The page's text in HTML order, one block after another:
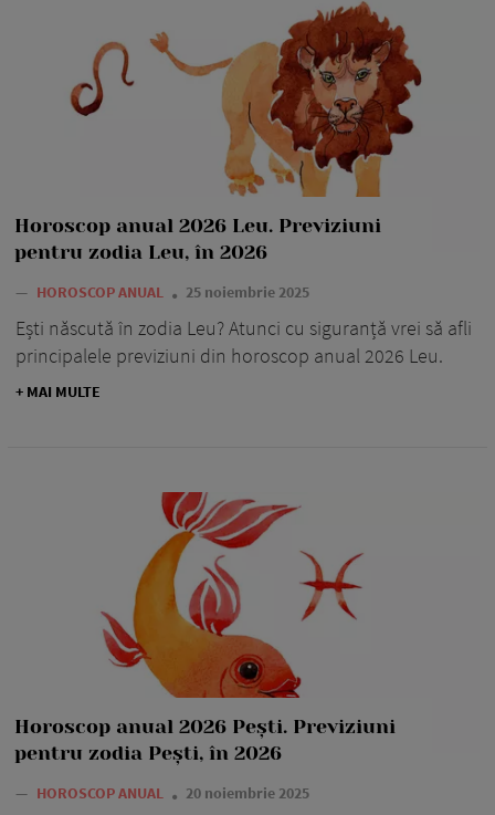
Horoscop anual 2026 Leu. Previziuni
pentru zodia Leu, în 2026
— HOROSCOP ANUAL 25 noiembrie 2025
Ești născută în zodia Leu? Atunci cu siguranță vrei să afli
principalele previziuni din horoscop anual 2026 Leu.
+ MAI MULTE
Horoscop anual 2026 Pești. Previziuni
pentru zodia Pești, în 2026
— HOROSCOP ANUAL 20 noiembrie 2025